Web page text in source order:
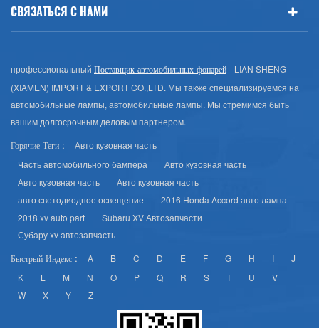
СВЯЗАТЬСЯ С НАМИ
профессиональный Поставщик автомобильных фонарей--LIAN SHENG
(XIAMEN) IMPORT & EXPORT CO.,LTD. Мы также специализируемся на
автомобильные лампы, автомобильные лампы. Мы стремимся быть
вашим долгосрочным деловым партнером.
Горячие Теги :
Авто кузовная часть
Часть автомобильного бампера
Авто кузовная часть
Авто кузовная часть
Авто кузовная часть
авто светодиодное освещение
2016 Honda Accord авто лампа
2018 xv auto part
Subaru XV Автозапчасти
Субару xv автозапчасть
Быстрый Индекс : A B C D E F G H I
J
K
L M N O P Q R S T U
V
W
X Y Z